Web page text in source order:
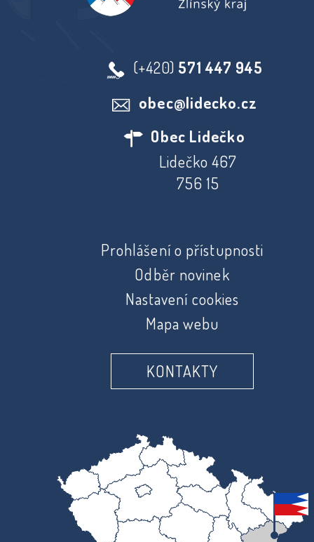
(+420) 571 447 945
obec@lidecko.cz
Obec Lidečko
Lidečko 467
756 15
Prohlášení o přístupnosti
Odběr novinek
Nastavení cookies
Mapa webu
KONTAKTY